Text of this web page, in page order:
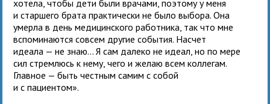
хотела, чтобы дети были врачами, поэтому у меня
и старшего брата практически не было выбора. Она
умерла в день медицинского работника, так что мне
вспоминаются совсем другие события. Насчет
идеала — не знаю... Я сам далеко не идеал, но по мере
сил стремлюсь к нему, чего и желаю всем коллегам.
Главное — быть честным самим с собой
и с пациентом».